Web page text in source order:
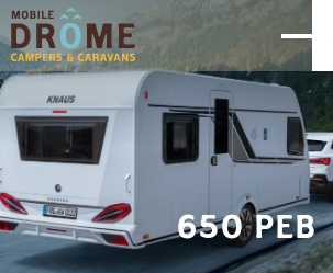
650 PEB